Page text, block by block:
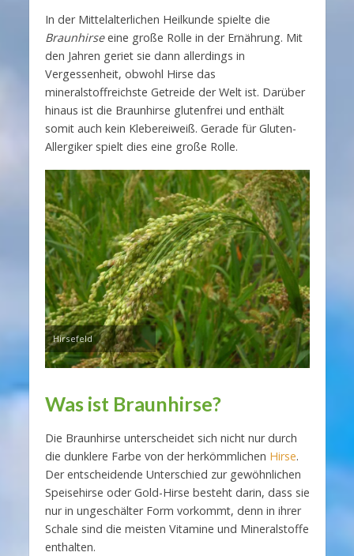
In der Mittelalterlichen Heilkunde spielte die
Braunhirseeine große Rolle in der Ernährung. Mit
den Jahren geriet sie dann allerdings in
Vergessenheit, obwohl Hirse das
mineralstoffreichste Getreide der Welt ist. Darüber
hinaus ist die Braunhirse glutenfrei und enthält
somit auch kein Klebereiweiß. Gerade für Gluten-
Allergiker spielt dies eine große Rolle.
Hirsefeld
Was ist Braunhirse?
Die Braunhirse unterscheidet sich nicht nur durch
die dunklere Farbe von der herkömmlichen Hirse.
Der entscheidende Unterschied zur gewöhnlichen
Speisehirse oder Gold-Hirse besteht darin, dass sie
nur in ungeschälter Form vorkommt, denn in ihrer
Schale sind die meisten Vitamine und Mineralstoffe
enthalten.